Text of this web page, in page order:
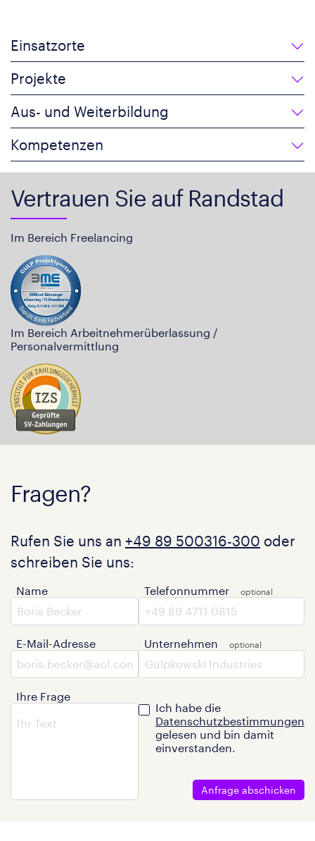
Einsatzorte
Projekte
Aus- und Weiterbildung
Kompetenzen
Vertrauen Sie auf Randstad
Im Bereich Freelancing
Im Bereich Arbeitnehmerüberlassung /
Personalvermittlung
Fragen?
Rufen Sie uns an +49 89 500316-300 oder
schreiben Sie uns:
Name
E-Mail-Adresse
Ihre Frage
Telefonnummer
Unternehmen
Ich habe die
Datenschutzbestimmungen
gelesen und bin damit
einverstanden.
Anfrage abschicken